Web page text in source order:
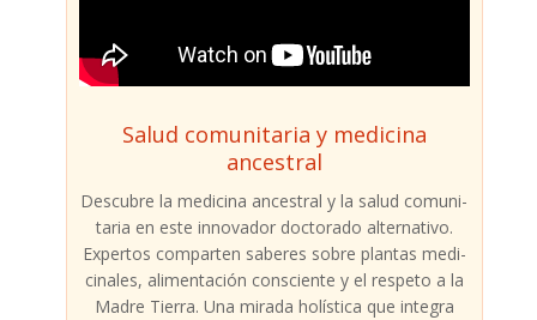
Salud comunitaria y medicina
ancestral
Des­cu­bre la medi­ci­na ances­tral y la salud comu­ni­
ta­ria en este inno­va­dor doc­to­ra­do alter­na­ti­vo.
Exper­tos com­par­ten sabe­res sobre plan­tas medi­
ci­na­les, ali­men­ta­ción cons­cien­te y el res­pe­to a la
Madre Tie­rra. Una mira­da holís­ti­ca que inte­gra